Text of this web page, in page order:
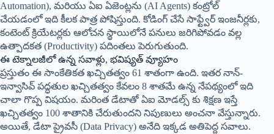
Automation), మరియు ఏఐ ఏజెంట్లను (AI Agents) కంట్రోల్
చేయడంలో ఇది కీలక పాత్ర పోషిస్తుంది. కోడింగ్ చేసే సాఫ్ట్వేర్ ఇంజనీర్లకు,
కంటెంట్ క్రియేటర్లకు ఆలోచన స్థాయిలోనే పనులు జరిగిపోవడం వల్ల
ఉత్పాదకత (Productivity) పదింతలు పెరుగుతుంది.
ఈ టెక్నాలజీలో ఉన్న సవాళ్లు, భవిష్యత్ వ్యూహం
ప్రస్తుతం ఈ సాంకేతికత ఖచ్చితత్వం 61 శాతంగా ఉంది. ఇతర నాన్-
ఇన్వాసివ్ పద్ధతుల ఖచ్చితత్వం కేవలం 8 శాతమే ఉన్న నేపథ్యంలో ఇది
చాలా గొప్ప విషయం. మరింత డేటాతో ఏఐ మోడల్స్ కు శిక్షణ ఇస్తే
ఖచ్చితత్వం 100 శాతానికి చేరుతుందని నిపుణులు అంచనా వేస్తున్నారు.
అయితే, డేటా ప్రైవసీ (Data Privacy) అనేది ఇక్కడ అతిపెద్ద సవాలు.